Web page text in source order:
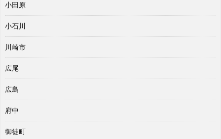
小田原
小石川
川崎市
広尾
広島
府中
御徒町